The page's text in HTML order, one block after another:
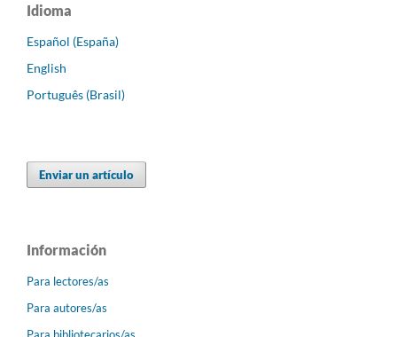
Idioma
Español (España)
English
Português (Brasil)
Enviar un artículo
Información
Para lectores/as
Para autores/as
Para bibliotecarios/as